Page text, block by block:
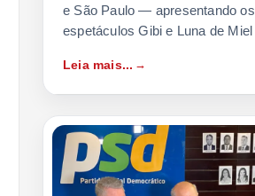
e São Paulo — apresentando os
espetáculos Gibi e Luna de Miel
Leia mais...